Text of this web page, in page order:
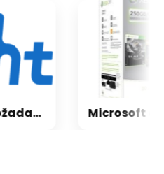
CXMT odmítla požadavky Applu, nenechá si diktovat ceny